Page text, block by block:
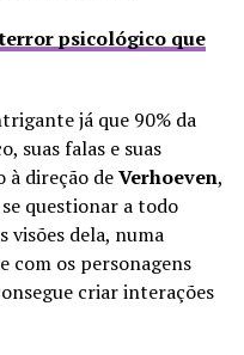
terror psicológico que
já que 90% da
suas falas e suas
à direção deVerhoeven,
questionar a todo
visões dela, numa
com os personagens
criar interações